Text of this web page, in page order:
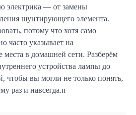
электрика — от замены
шунтирующего элемента.
потому что хотя само
часто указывает на
места в домашней сети. Разберём
устройства лампы до
чтобы вы могли не только понять,
раз и навсегда.n